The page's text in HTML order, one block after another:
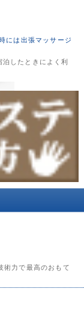
には出張マッサージ
したときによく利
術力で最高のおもて